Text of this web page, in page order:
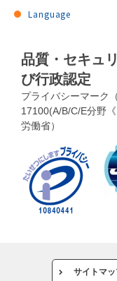
Language
品質・セキュ
び行政認定
プライバシーマーク
17100(A/B/C/E分野
労働省）
サイトマ